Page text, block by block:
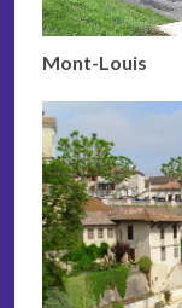
Mont-Louis